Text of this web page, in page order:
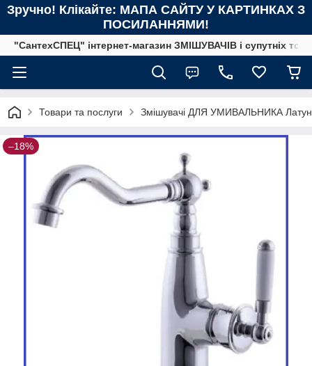
Зручно! Клікайте: МАПА САЙТУ У КАРТИНКАХ З
ПОСИЛАННЯМИ!
"СантехСПЕЦ" інтернет-магазин ЗМІШУВАЧІВ і супутніх
Товари та послуги Змішувачі ДЛЯ УМИВАЛЬНИКА
–18%